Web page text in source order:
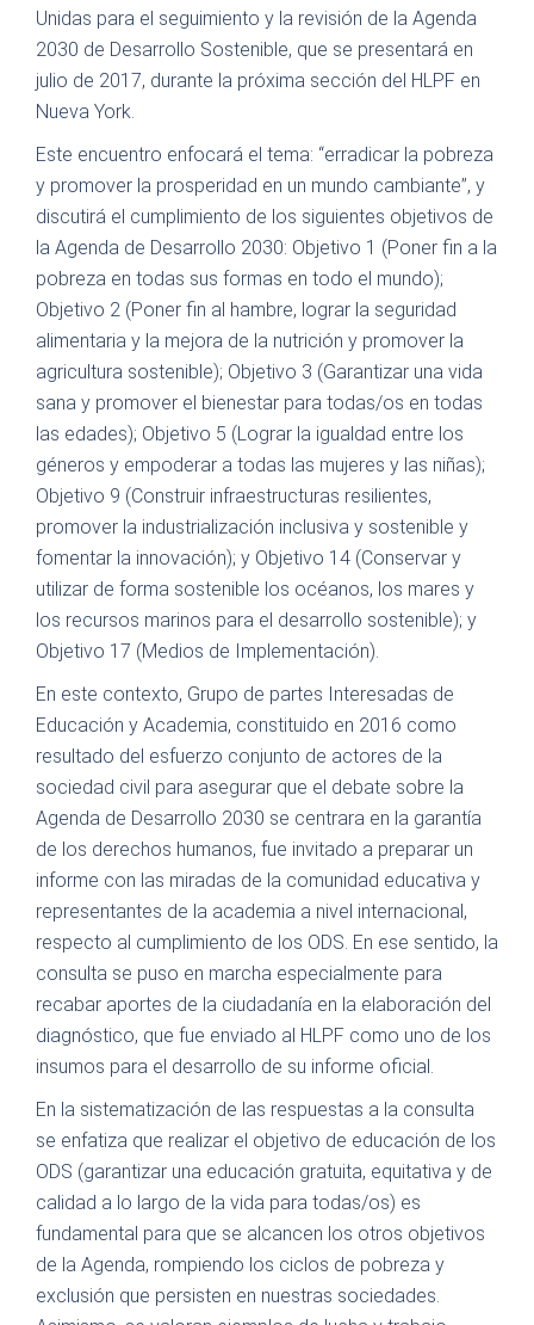
Unidas para el seguimiento y la revisión de la Agenda
2030 de Desarrollo Sostenible, que se presentará en
julio de 2017, durante la próxima sección del HLPF en
Nueva York.
Este encuentro enfocará el tema: “erradicar la pobreza
y promover la prosperidad en un mundo cambiante”, y
discutirá el cumplimiento de los siguientes objetivos de
la Agenda de Desarrollo 2030: Objetivo 1 (Poner fin a la
pobreza en todas sus formas en todo el mundo);
Objetivo 2 (Poner fin al hambre, lograr la seguridad
alimentaria y la mejora de la nutrición y promover la
agricultura sostenible); Objetivo 3 (Garantizar una vida
sana y promover el bienestar para todas/os en todas
las edades); Objetivo 5 (Lograr la igualdad entre los
géneros y empoderar a todas las mujeres y las niñas);
Objetivo 9 (Construir infraestructuras resilientes,
promover la industrialización inclusiva y sostenible y
fomentar la innovación); y Objetivo 14 (Conservar y
utilizar de forma sostenible los océanos, los mares y
los recursos marinos para el desarrollo sostenible); y
Objetivo 17 (Medios de Implementación).
En este contexto, Grupo de partes Interesadas de
Educación y Academia, constituido en 2016 como
resultado del esfuerzo conjunto de actores de la
sociedad civil para asegurar que el debate sobre la
Agenda de Desarrollo 2030 se centrara en la garantía
de los derechos humanos, fue invitado a preparar un
informe con las miradas de la comunidad educativa y
representantes de la academia a nivel internacional,
respecto al cumplimiento de los ODS. En ese sentido, la
consulta se puso en marcha especialmente para
recabar aportes de la ciudadanía en la elaboración del
diagnóstico, que fue enviado al HLPF como uno de los
insumos para el desarrollo de su informe oficial.
En la sistematización de las respuestas a la consulta
se enfatiza que realizar el objetivo de educación de los
ODS (garantizar una educación gratuita, equitativa y de
calidad a lo largo de la vida para todas/os) es
fundamental para que se alcancen los otros objetivos
de la Agenda, rompiendo los ciclos de pobreza y
exclusión que persisten en nuestras sociedades.